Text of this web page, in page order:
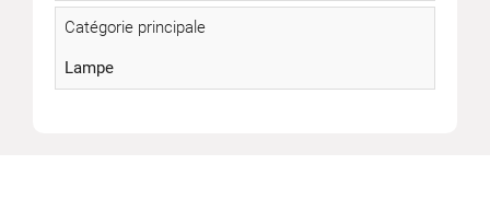
Catégorie principale
Lampe